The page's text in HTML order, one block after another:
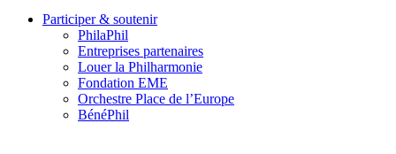
Participer & soutenir
PhilaPhil
Entreprises partenaires
Louer la Philharmonie
Fondation EME
Orchestre Place de l’Europe
BénéPhil